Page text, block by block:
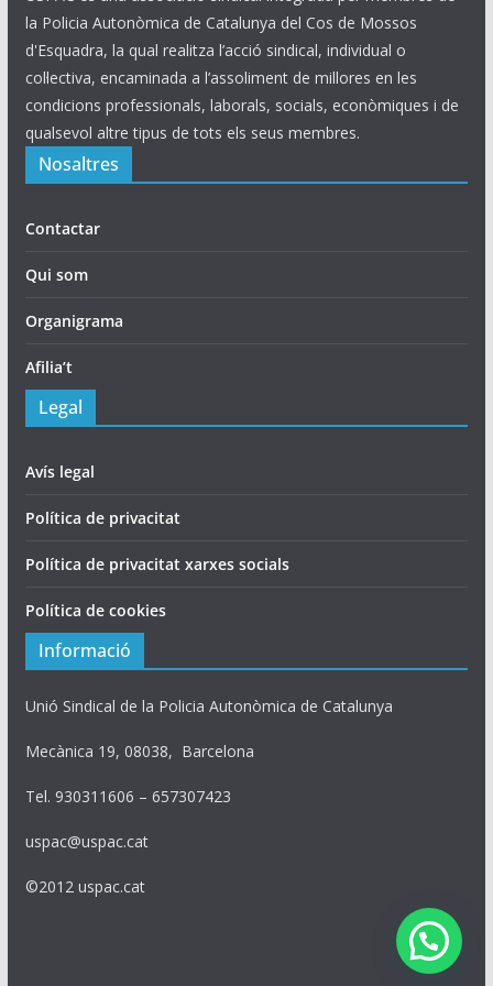
la Policia Autonòmica de Catalunya del Cos de Mossos
d'Esquadra, la qual realitza l’acció sindical, individual o
col·lectiva, encaminada a l’assoliment de millores en les
condicions professionals, laborals, socials, econòmiques i de
qualsevol altre tipus de tots els seus membres.
Nosaltres
Contactar
Qui som
Organigrama
Afilia’t
Legal
Avís legal
Política de privacitat
Política de privacitat xarxes socials
Política de cookies
Informació
Unió Sindical de la Policia Autonòmica de Catalunya
Mecànica 19, 08038, Barcelona
Tel. 930311606 – 657307423
uspac@uspac.cat
©2012 uspac.cat